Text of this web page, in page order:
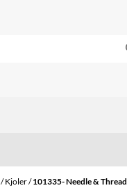
/Kjoler/101335- Needle & Thread